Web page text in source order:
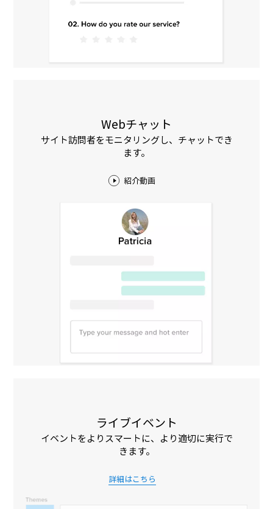
Webチャット
サイト訪問者をモニタリングし、チャットでき
ます。
紹介動画
ライブイベント
イベントをよりスマートに、より適切に実行で
きます。
詳細はこちら